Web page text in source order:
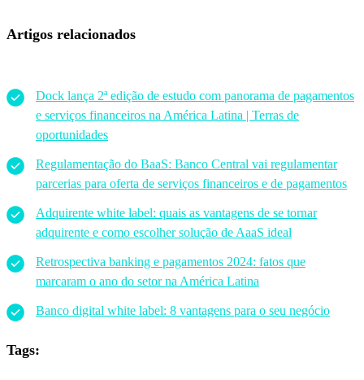
Artigos relacionados
Dock lança 2ª edição de estudo com panorama de pagamentos
e serviços financeiros na América Latina | Terras de
oportunidades
Regulamentação do BaaS: Banco Central vai regulamentar
parcerias para oferta de serviços financeiros e de pagamentos
Adquirente white label: quais as vantagens de se tornar
adquirente e como escolher solução de AaaS ideal
Retrospectiva banking e pagamentos 2024: fatos que
marcaram o ano do setor na América Latina
Banco digital white label: 8 vantagens para o seu negócio
Tags: